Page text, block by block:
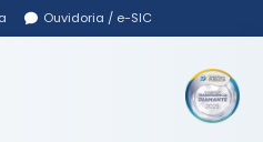
Ouvidoria / e-SIC